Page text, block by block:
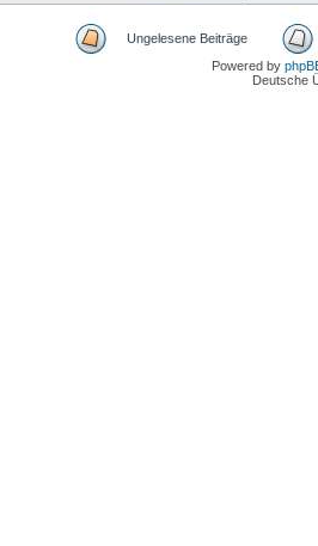
Ungelesene Beiträge
Powered by
Deutsche